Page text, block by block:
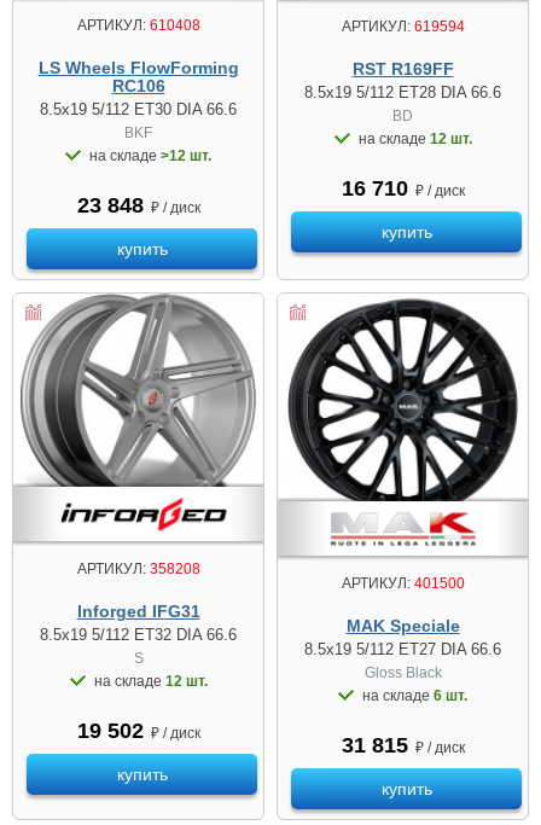
АРТИКУЛ:610408
LS Wheels FlowForming
RC106
8.5x19 5/112 ET30 DIA 66.6
BKF
на складе >12 шт.
23 848 ₽ / диск
купить
АРТИКУЛ:619594
RST R169FF
8.5x19 5/112 ET28 DIA 66.6
BD
на складе 12 шт.
16 710 ₽ / диск
купить
АРТИКУЛ:358208
Inforged IFG31
8.5x19 5/112 ET32 DIA 66.6
S
на складе 12 шт.
19 502 ₽ / диск
купить
АРТИКУЛ:401500
MAK Speciale
8.5x19 5/112 ET27 DIA 66.6
Gloss Black
на складе 6 шт.
31 815 ₽ / диск
купить